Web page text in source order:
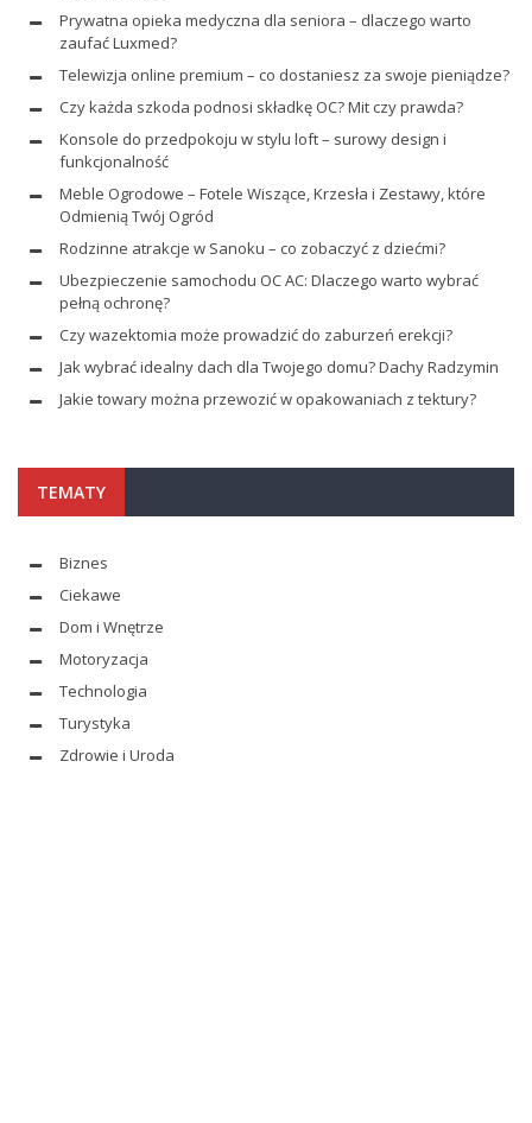
Prywatna opieka medyczna dla seniora – dlaczego warto
zaufać Luxmed?
Telewizja online premium – co dostaniesz za swoje pieniądze?
Czy każda szkoda podnosi składkę OC? Mit czy prawda?
Konsole do przedpokoju w stylu loft – surowy design i
funkcjonalność
Meble Ogrodowe – Fotele Wiszące, Krzesła i Zestawy, które
Odmienią Twój Ogród
Rodzinne atrakcje w Sanoku – co zobaczyć z dziećmi?
Ubezpieczenie samochodu OC AC: Dlaczego warto wybrać
pełną ochronę?
Czy wazektomia może prowadzić do zaburzeń erekcji?
Jak wybrać idealny dach dla Twojego domu? Dachy Radzymin
Jakie towary można przewozić w opakowaniach z tektury?
TEMATY
Biznes
Ciekawe
Dom i Wnętrze
Motoryzacja
Technologia
Turystyka
Zdrowie i Uroda